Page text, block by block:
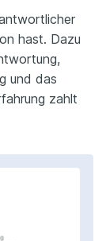
hast. Dazu
und das
zahlt